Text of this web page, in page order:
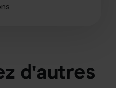
d'autres